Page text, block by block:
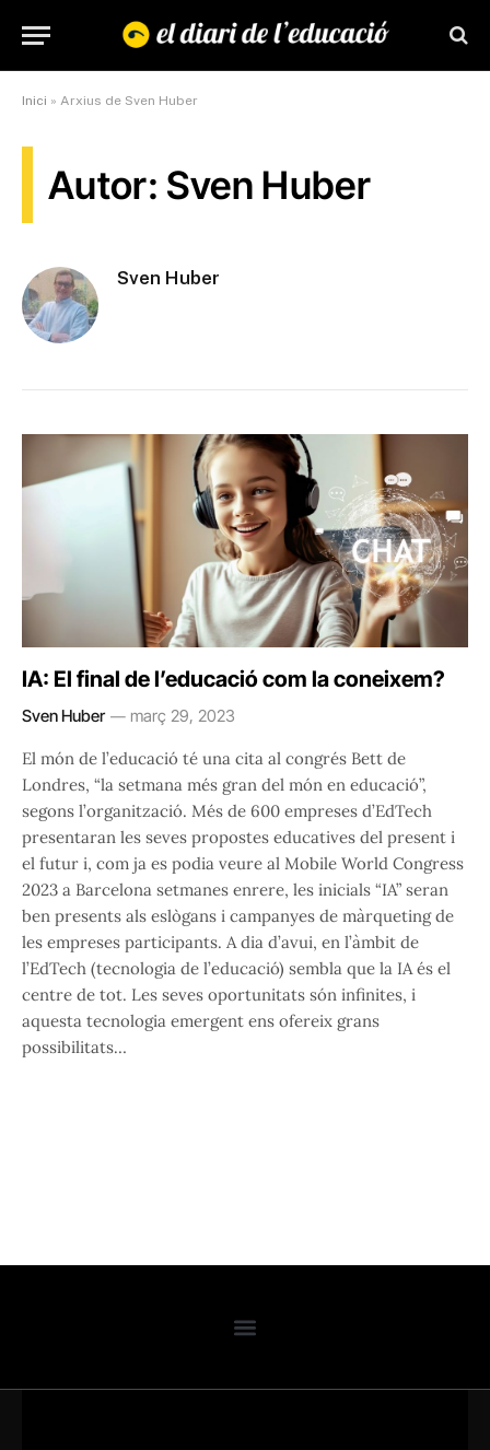
Inici » Arxius de Sven Huber
Autor: Sven Huber
Sven Huber
IA: El final de l’educació com la coneixem?
Sven Huber març 29, 2023
El món de l’educació té una cita al congrés Bett de
Londres, “la setmana més gran del món en educació”,
segons l’organització. Més de 600 empreses d’EdTech
presentaran les seves propostes educatives del present i
el futur i, com ja es podia veure al Mobile World Congress
2023 a Barcelona setmanes enrere, les inicials “IA” seran
ben presents als eslògans i campanyes de màrqueting de
les empreses participants. A dia d’avui, en l’àmbit de
l’EdTech (tecnologia de l’educació) sembla que la IA és el
centre de tot. Les seves oportunitats són infinites, i
aquesta tecnologia emergent ens ofereix grans
possibilitats…